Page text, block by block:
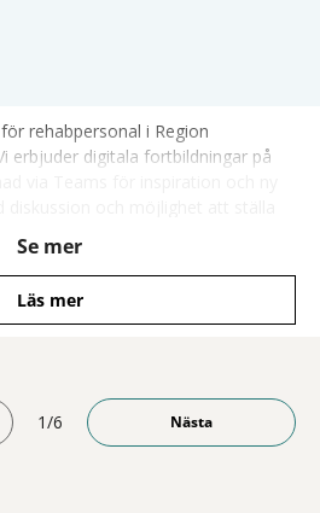
rehabpersonal i Region
erbjuder digitala fortbildningar på
Se mer
Läs mer
1/6